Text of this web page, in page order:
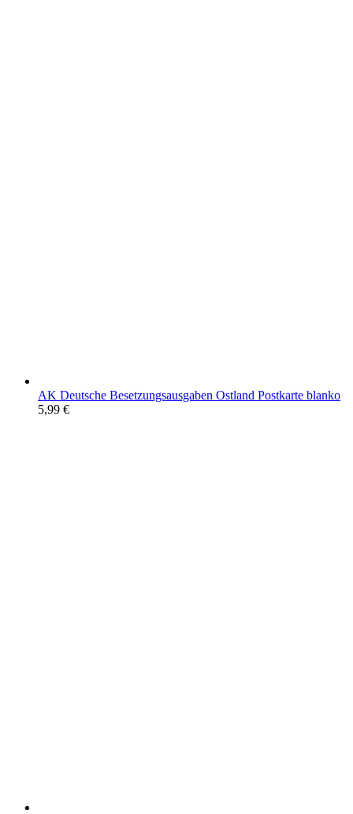
AK Deutsche Besetzungsausgaben Ostland Postkarte blanko
5,99 €